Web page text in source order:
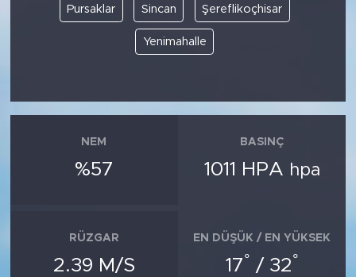
Pursaklar Sincan Şereflikoçhisar
Yenimahalle
NEM
%57
BASINÇ
1011 HPA hpa
RÜZGAR
2.39 M/S
EN DÜŞÜK / EN YÜKSEK
17° / 32°
TARİH
MEDYA KÖŞESİ